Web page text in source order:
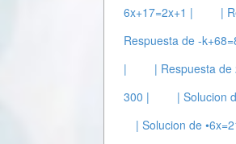
6x+17=2x+1 |
|
Respuesta de -
|
| Respuesta de
300 |
| Solucion
| Solucion de